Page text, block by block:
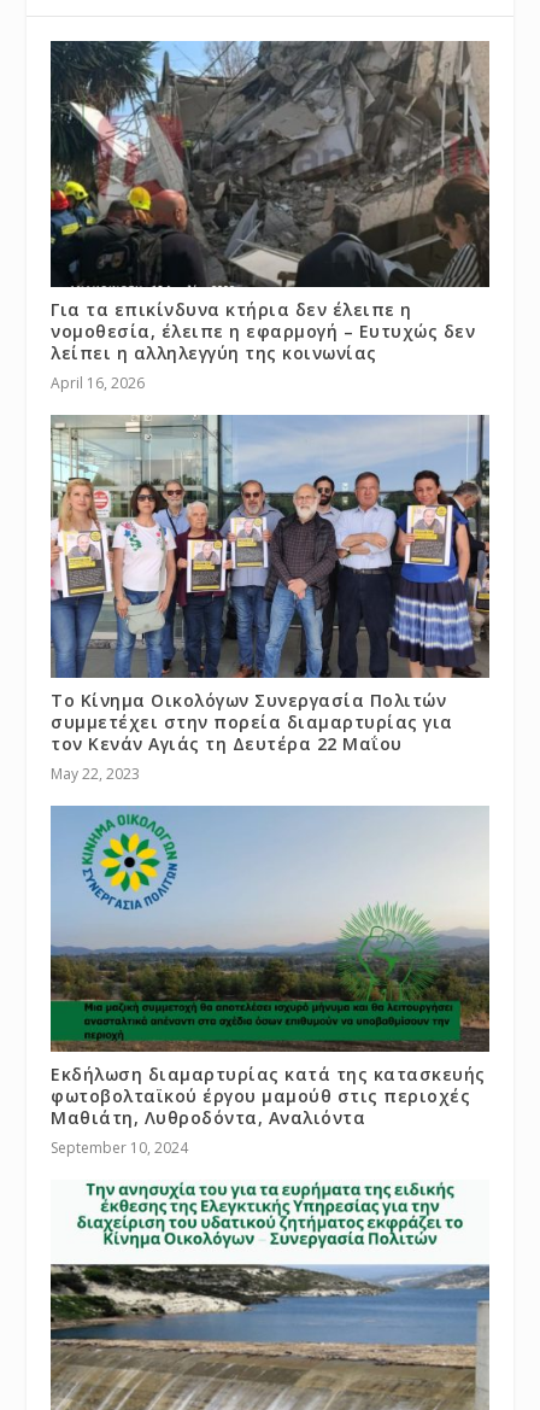
Για τα επικίνδυνα κτήρια δεν έλειπε η
νομοθεσία, έλειπε η εφαρμογή – Ευτυχώς δεν
λείπει η αλληλεγγύη της κοινωνίας
April 16, 2026
Το Κίνημα Οικολόγων Συνεργασία Πολιτών
συμμετέχει στην πορεία διαμαρτυρίας για
τον Κενάν Αγιάς τη Δευτέρα 22 Μαΐου
May 22, 2023
Εκδήλωση διαμαρτυρίας κατά της κατασκευής
φωτοβολταϊκού έργου μαμούθ στις περιοχές
Μαθιάτη, Λυθροδόντα, Αναλιόντα
September 10, 2024